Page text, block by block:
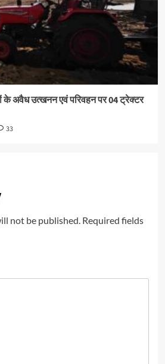
अवैध उत्खनन एवं परिवहन पर 04 ट्रेक्टर
33
not be published. Required fields